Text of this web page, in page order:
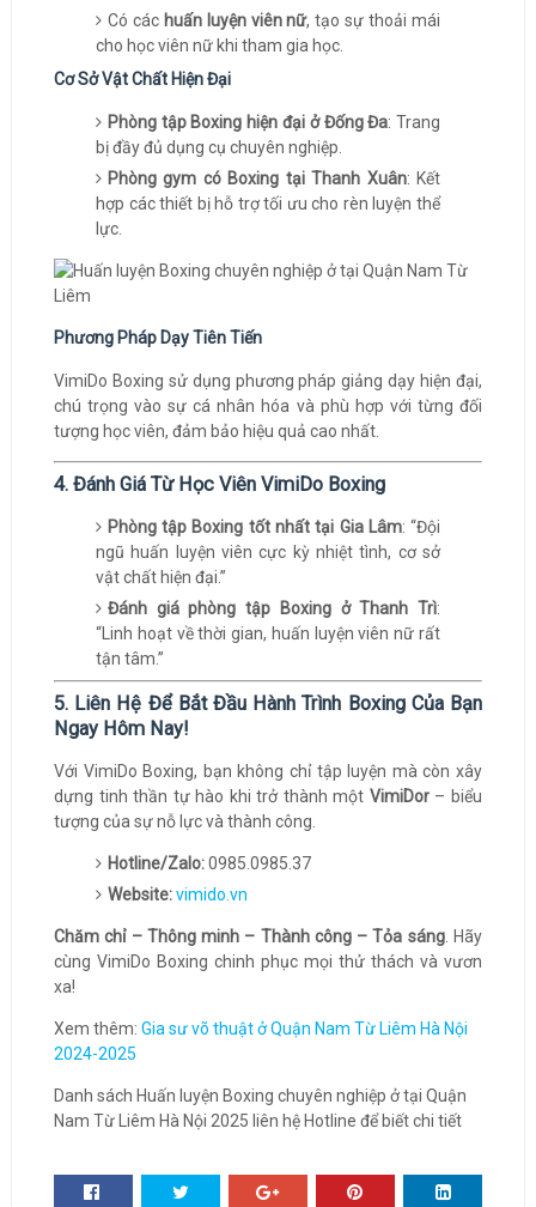
Có các huấn luyện viên nữ, tạo sự thoải mái
cho học viên nữ khi tham gia học.
Cơ Sở Vật Chất Hiện Đại
Phòng tập Boxing hiện đại ở Đống Đa: Trang
bị đầy đủ dụng cụ chuyên nghiệp.
Phòng gym có Boxing tại Thanh Xuân: Kết
hợp các thiết bị hỗ trợ tối ưu cho rèn luyện thể
lực.
Phương Pháp Dạy Tiên Tiến
VimiDo Boxing sử dụng phương pháp giảng dạy hiện đại,
chú trọng vào sự cá nhân hóa và phù hợp với từng đối
tượng học viên, đảm bảo hiệu quả cao nhất.
4. Đánh Giá Từ Học Viên VimiDo Boxing
Phòng tập Boxing tốt nhất tại Gia Lâm: “Đội
ngũ huấn luyện viên cực kỳ nhiệt tình, cơ sở
vật chất hiện đại.”
Đánh giá phòng tập Boxing ở Thanh Trì:
“Linh hoạt về thời gian, huấn luyện viên nữ rất
tận tâm.”
5. Liên Hệ Để Bắt Đầu Hành Trình Boxing Của Bạn
Ngay Hôm Nay!
Với VimiDo Boxing, bạn không chỉ tập luyện mà còn xây
dựng tinh thần tự hào khi trở thành một VimiDor– biểu
tượng của sự nỗ lực và thành công.
Hotline/Zalo:0985.0985.37
Website:vimido.vn
Chăm chỉ – Thông minh – Thành công – Tỏa sáng. Hãy
cùng VimiDo Boxing chinh phục mọi thử thách và vươn
xa!
Xem thêm: Gia sư võ thuật ở Quận Nam Từ Liêm Hà Nội
2024-2025
Danh sách Huấn luyện Boxing chuyên nghiệp ở tại Quận
Nam Từ Liêm Hà Nội 2025 liên hệ Hotline để biết chi tiết